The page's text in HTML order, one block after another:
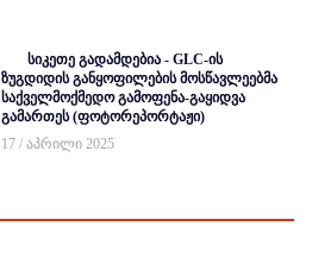
სიკეთე გადამდებია - GLC-ის
ზუგდიდის განყოფილების მოსწავლეებმა
საქველმოქმედო გამოფენა-გაყიდვა
გამართეს (ფოტორეპორტაჟი)
17 / აპრილი 2025